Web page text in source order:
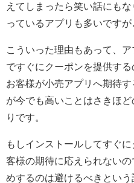
えてしまったら笑い話にも
っているアプリも多いですが
こういった理由もあって、
ですぐにクーポンを提供する
お客様が小売アプリへ期待
が今でも高いことはさきほ
りです。
もしインストールしてすぐ
客様の期待に応えられない
めするのは避けるべきとい